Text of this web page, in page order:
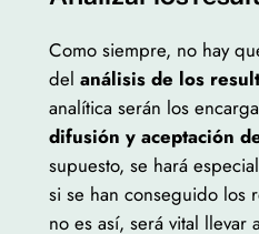
Como siempre, no hay
del análisis de los
analítica serán los
difusión y aceptación
supuesto, se hará
si se han conseguido los
no es así, será vital llevar